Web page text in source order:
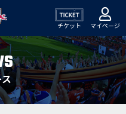
チケット マイページ